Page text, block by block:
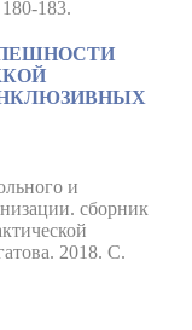
183.
и
сборник
2018. С.